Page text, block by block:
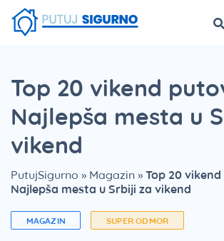
Top 20 vikend
Najlepša mesta u
vikend
PutujSigurno » Magazin » Top 20
Najlepša mesta u Srbiji za vikend
MAGAZIN SUPER ODMOR